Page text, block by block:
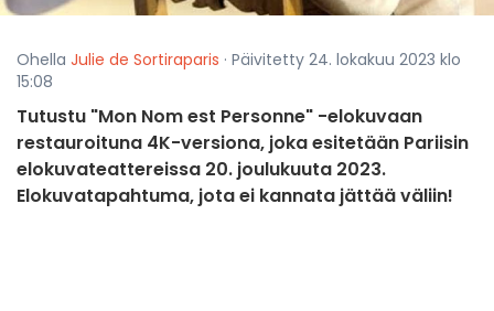
Ohella Julie de Sortiraparis · Päivitetty 24. lokakuu 2023 klo
15:08
Tutustu "Mon Nom est Personne" -elokuvaan
restauroituna 4K-versiona, joka esitetään Pariisin
elokuvateattereissa 20. joulukuuta 2023.
Elokuvatapahtuma, jota ei kannata jättää väliin!